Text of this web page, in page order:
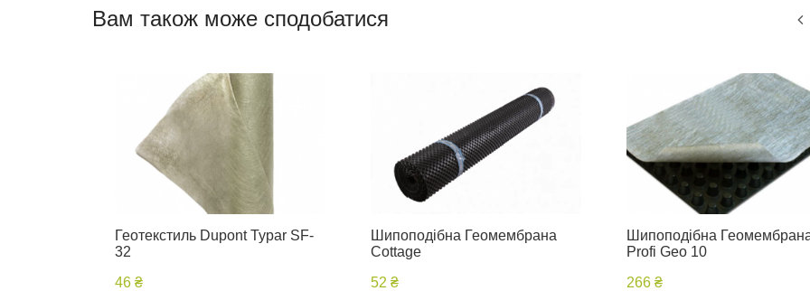
Вам також може сподобатися
Геотекстиль Dupont Typar SF-
32
46 ₴
Шипоподібна Геомембрана
Cottage
52 ₴
Шипоподібна
Profi Geo 10
266 ₴